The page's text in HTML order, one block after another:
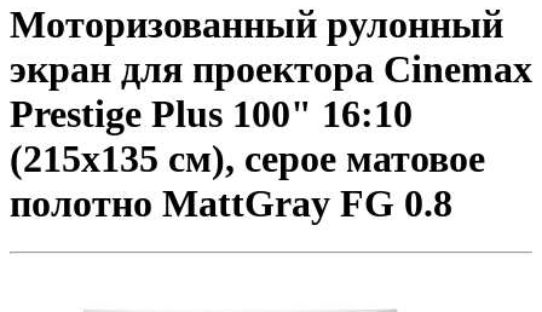
Моторизованный рулонный
экран для проектора Cinemax
Prestige Plus 100" 16:10
(215x135 см), серое матовое
полотно MattGray FG 0.8